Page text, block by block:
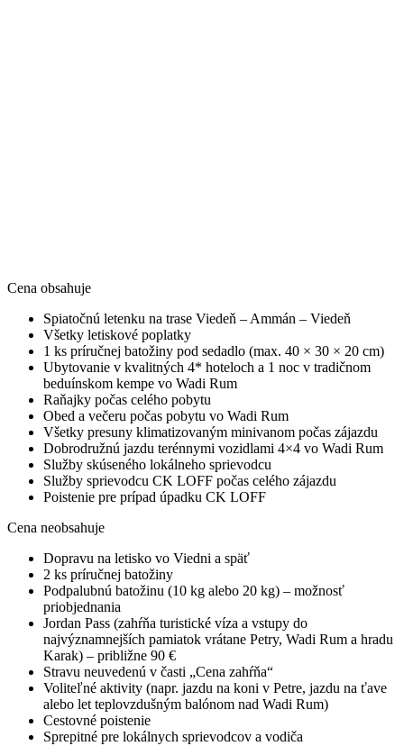
Cena obsahuje
Spiatočnú letenku na trase Viedeň – Ammán – Viedeň
Všetky letiskové poplatky
1 ks príručnej batožiny pod sedadlo (max. 40 × 30 × 20 cm)
Ubytovanie v kvalitných 4* hoteloch a 1 noc v tradičnom
beduínskom kempe vo Wadi Rum
Raňajky počas celého pobytu
Obed a večeru počas pobytu vo Wadi Rum
Všetky presuny klimatizovaným minivanom počas zájazdu
Dobrodružnú jazdu terénnymi vozidlami 4×4 vo Wadi Rum
Služby skúseného lokálneho sprievodcu
Služby sprievodcu CK LOFF počas celého zájazdu
Poistenie pre prípad úpadku CK LOFF
Cena neobsahuje
Dopravu na letisko vo Viedni a späť
2 ks príručnej batožiny
Podpalubnú batožinu (10 kg alebo 20 kg) – možnosť
priobjednania
Jordan Pass (zahŕňa turistické víza a vstupy do
najvýznamnejších pamiatok vrátane Petry, Wadi Rum a hradu
Karak) – približne 90 €
Stravu neuvedenú v časti „Cena zahŕňa“
Voliteľné aktivity (napr. jazdu na koni v Petre, jazdu na ťave
alebo let teplovzdušným balónom nad Wadi Rum)
Cestovné poistenie
Sprepitné pre lokálnych sprievodcov a vodiča